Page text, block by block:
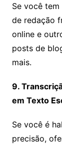
Se você
de redação
online e
posts de
mais.
9.
em Texto
Se você é
precisão,